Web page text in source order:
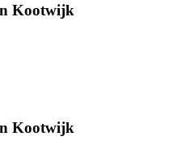
Kootwijk
Kootwijk